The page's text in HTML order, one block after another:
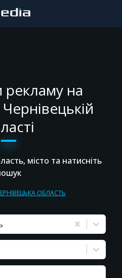
на
місто та натисніть
ОБЛАСТЬ